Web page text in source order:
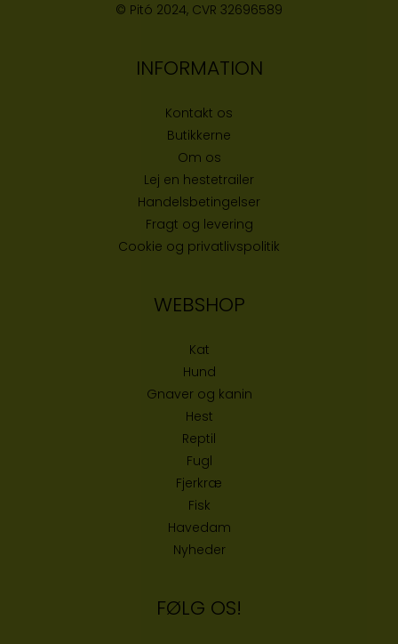
© Pitó 2024, CVR 32696589
INFORMATION
Kontakt os
Butikkerne
Om os
Lej en hestetrailer
Handelsbetingelser
Fragt og levering
Cookie og privatlivspolitik
WEBSHOP
Kat
Hund
Gnaver og kanin
Hest
Reptil
Fugl
Fjerkræ
Fisk
Havedam
Nyheder
FØLG OS!